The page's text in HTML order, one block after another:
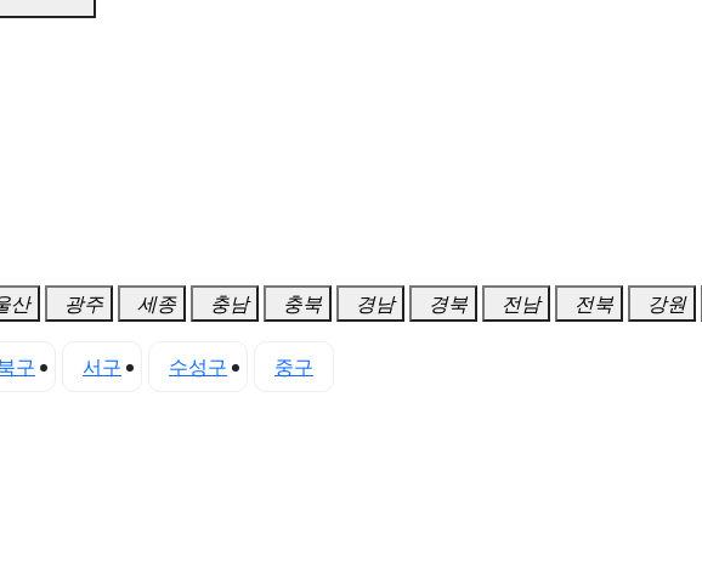
산 광주 세종 충남 충북 경남 경북 전남 전북 강원
구 서구 수성구
중구